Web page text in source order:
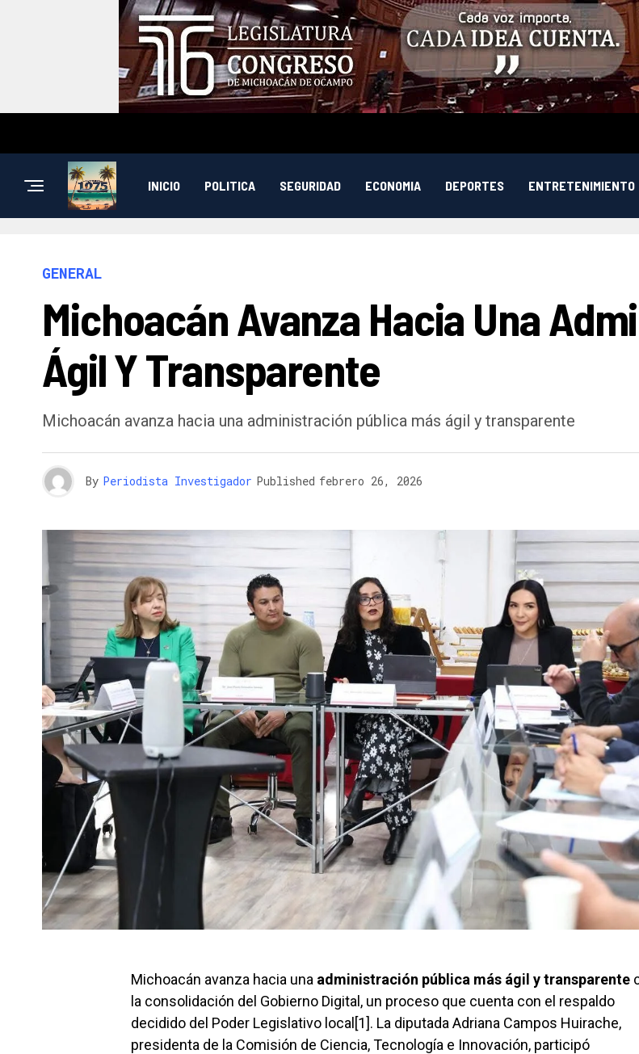
INICIO POLITICA SEGURIDAD ECONOMIA DEPORTES ENTRETENIMIENTO
GENERAL
Michoacán Avanza Hacia Una
Ágil Y Transparente
Michoacán avanza hacia una administración pública más ágil y transparente
By Periodista Investigador Published febrero 26, 2026
Michoacán avanza hacia una administración pública más ágil y transparente
la consolidación del Gobierno Digital, un proceso que cuenta con el respaldo
decidido del Poder Legislativo local[1]. La diputada Adriana Campos Huirache,
presidenta de la Comisión de Ciencia, Tecnología e Innovación, participó